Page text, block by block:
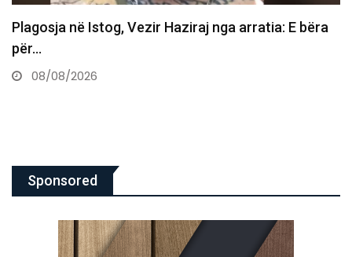
Vdes ish-luftëtari i UÇK-së Avni Hoxha
08/08/2026
Sponsored